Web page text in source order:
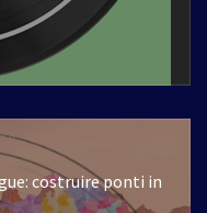
costruire ponti in